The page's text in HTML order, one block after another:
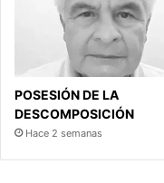
POSESIÓN DE LA
DESCOMPOSICIÓN
Hace 2 semanas